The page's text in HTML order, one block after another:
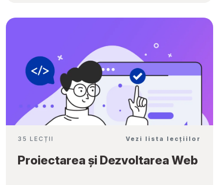
35 LECȚII Vezi lista lecțiilor
Proiectarea și Dezvoltarea Web